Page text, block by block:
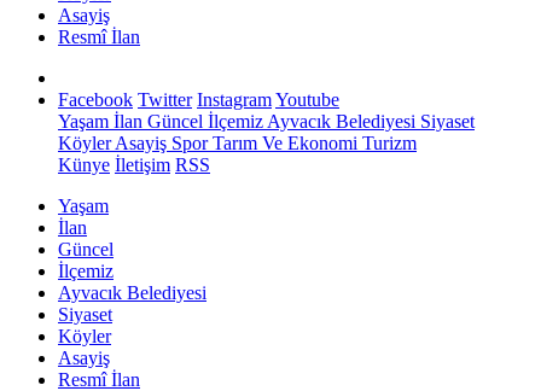
Asayiş
Resmî İlan
Facebook Twitter InstagramYoutube
Yaşam İlan Güncel İlçemiz Ayvacık Belediyesi Siyaset
KöylerAsayiş SporTarım Ve Ekonomi Turizm
Künye İletişim RSS
Yaşam
İlan
Güncel
İlçemiz
Ayvacık Belediyesi
Siyaset
Köyler
Asayiş
Resmî İlan